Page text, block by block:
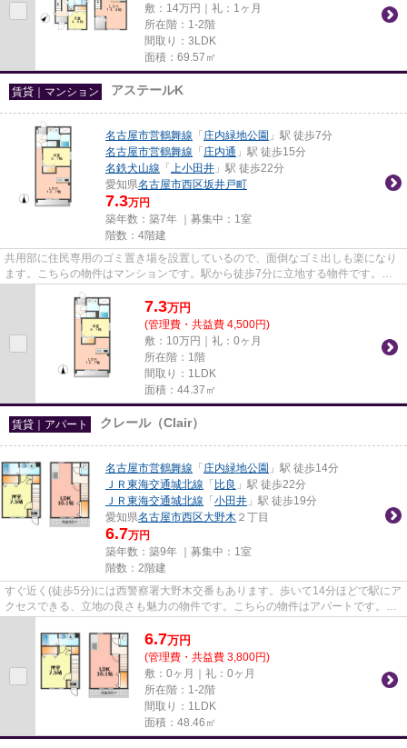
敷：14万円｜礼：1ヶ月
所在階：1-2階
間取り：3LDK
面積：69.57㎡
賃貸｜マンション アステールK
名古屋市営鶴舞線 「 庄内緑地公園 」駅 徒歩7分
名古屋市営鶴舞線 「 庄内通 」駅 徒歩15分
名鉄犬山線 「 上小田井 」駅 徒歩22分
愛知県名古屋市西区坂井戸町
7.3万円
築年数：築7年 ｜募集中： 1室
階数：4階建
共用部に住民専用のゴミ置き場を設置しているので、面倒なゴミ出しも楽になり
ます。こちらの物件はマンションです。駅から徒歩7分に立地する物件です。当
社イチオシの物件の「アステー...
7.3万円
(管理費・共益費 4,500円)
敷：10万円｜礼：0ヶ月
所在階：1階
間取り：1LDK
面積：44.37㎡
賃貸｜アパート クレール（Clair）
名古屋市営鶴舞線 「 庄内緑地公園 」駅 徒歩14分
ＪＲ東海交通城北線 「 比良 」駅 徒歩22分
ＪＲ東海交通城北線 「 小田井 」駅 徒歩19分
愛知県名古屋市西区大野木 ２丁目
6.7万円
築年数：築9年 ｜募集中： 1室
階数：2階建
すぐ近く(徒歩5分)には西警察署大野木交番もあります。歩いて14分ほどで駅にア
クセスできる、立地の良さも魅力の物件です。こちらの物件はアパートです。当
6.7万円
(管理費・共益費 3,800円)
敷：0ヶ月｜礼：0ヶ月
所在階：1-2階
間取り：1LDK
面積：48.46㎡